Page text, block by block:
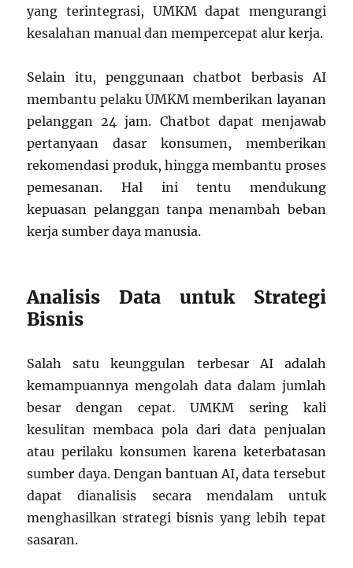
yang terintegrasi, UMKM dapat mengurangi
kesalahan manual dan mempercepat alur kerja.
Selain itu, penggunaan chatbot berbasis AI
membantu pelaku UMKM memberikan layanan
pelanggan 24 jam. Chatbot dapat menjawab
pertanyaan dasar konsumen, memberikan
rekomendasi produk, hingga membantu proses
pemesanan. Hal ini tentu mendukung
kepuasan pelanggan tanpa menambah beban
kerja sumber daya manusia.
Analisis Data untuk Strategi
Bisnis
Salah satu keunggulan terbesar AI adalah
kemampuannya mengolah data dalam jumlah
besar dengan cepat. UMKM sering kali
kesulitan membaca pola dari data penjualan
atau perilaku konsumen karena keterbatasan
sumber daya. Dengan bantuan AI, data tersebut
dapat dianalisis secara mendalam untuk
menghasilkan strategi bisnis yang lebih tepat
sasaran.